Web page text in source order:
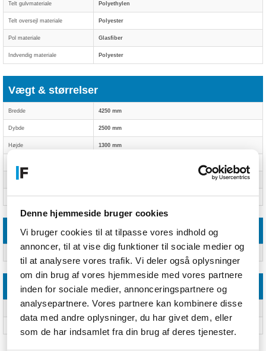
Denne hjemmeside bruger cookies
Vi bruger cookies til at tilpasse vores indhold og
annoncer, til at vise dig funktioner til sociale medier og
til at analysere vores trafik. Vi deler også oplysninger
om din brug af vores hjemmeside med vores partnere
inden for sociale medier, annonceringspartnere og
analysepartnere. Vores partnere kan kombinere disse
data med andre oplysninger, du har givet dem, eller
som de har indsamlet fra din brug af deres tjenester.
Telt gulvmateriale Polyethylen
Telt oversejl materiale Polyester
Pol materiale Glasfiber
Indvendig materiale Polyester
Vægt & størrelser
Bredde 4250 mm
Dybde 2500 mm
Højde 1300 mm
Vægt
Boareal (B x L) 2100 x 2300 mm
Emballage indhold
Emballeringsdata
Pakkehøjde 190 mm